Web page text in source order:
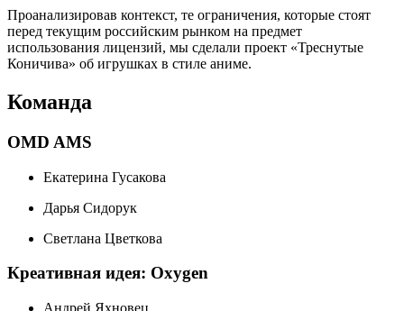
Проанализировав контекст, те ограничения, которые стоят
перед текущим российским рынком на предмет
использования лицензий, мы сделали проект «Треснутые
Коничива» об игрушках в стиле аниме.
Команда
OMD AMS
Екатерина Гусакова
Дарья Сидорук
Светлана Цветкова
Креативная идея: Oxygen
Андрей Яхновец